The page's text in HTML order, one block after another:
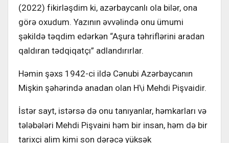
(2022) fikirləşdim ki, azərbaycanlı ola bilər, ona
görə oxudum. Yazının əvvəlində onu ümumi
şəkildə təqdim edərkən “Aşura təhriflərini aradan
qaldıran tədqiqatçı” adlandırırlar.
Həmin şəxs 1942-ci ildə Cənubi Azərbaycanın
Mişkin şəhərində anadan olan H\i Mehdi Pişvaidir.
İstər sayt, istərsə də onu tanıyanlar, həmkarları və
tələbələri Mehdi Pişvaini həm bir insan, həm də bir
tarixçi alim kimi son dərəcə yüksək